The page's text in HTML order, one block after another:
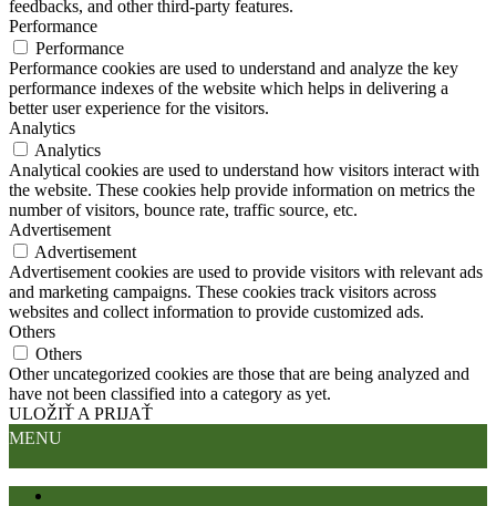
feedbacks, and other third-party features.
Performance
Performance
Performance cookies are used to understand and analyze the key
performance indexes of the website which helps in delivering a
better user experience for the visitors.
Analytics
Analytics
Analytical cookies are used to understand how visitors interact with
the website. These cookies help provide information on metrics the
number of visitors, bounce rate, traffic source, etc.
Advertisement
Advertisement
Advertisement cookies are used to provide visitors with relevant ads
and marketing campaigns. These cookies track visitors across
websites and collect information to provide customized ads.
Others
Others
Other uncategorized cookies are those that are being analyzed and
have not been classified into a category as yet.
ULOŽIŤ A PRIJAŤ
MENU